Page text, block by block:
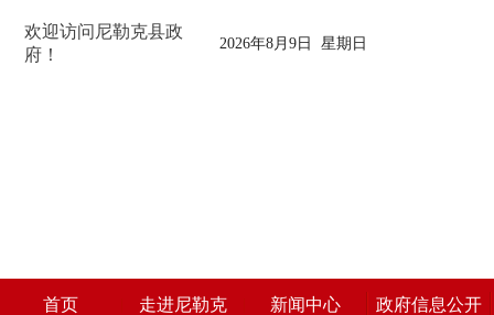
欢迎访问尼勒克县政
府！
2026年8月9日 星期日
首页 走进尼勒克 新闻中心 政府信息公开